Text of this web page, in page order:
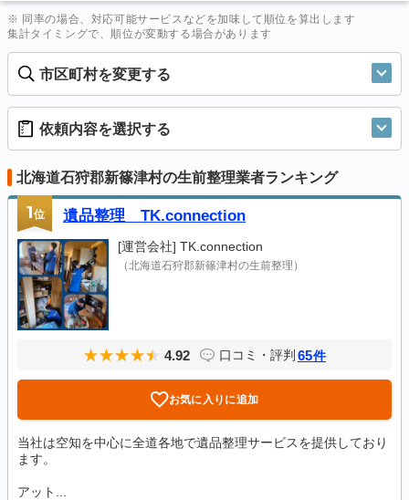
※ 同率の場合、対応可能サービスなどを加味して順位を算出します
集計タイミングで、順位が変動する場合があります
市区町村を変更する
依頼内容を選択する
北海道石狩郡新篠津村の生前整理業者ランキング
1位 遺品整理 TK.connection
[運営会社] TK.connection
（北海道石狩郡新篠津村の生前整理）
4.92 口コミ・評判 65件
お気に入りに追加
当社は空知を中心に全道各地で遺品整理サービスを提供しており
ます。
アット...